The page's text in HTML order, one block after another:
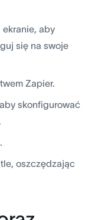
aby
się na swoje
Zapier.
skonfigurować
oszczędzając